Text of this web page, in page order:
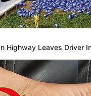
EN ALERTA
Tenemos todas las
interesan. Para estar
favor, active las
Highway Leaves Driver